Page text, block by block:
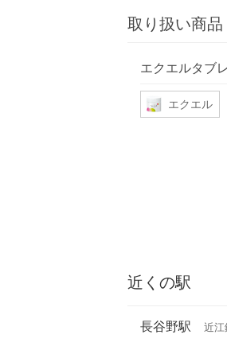
取り扱い商品
エクエルタブ
エクエル
近くの駅
長谷野駅 近江